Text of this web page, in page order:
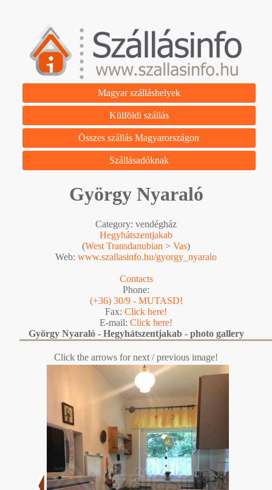
Magyar szálláshelyek
Külföldi szállás
Összes szállás Magyarországon
Szállásadóknak
György Nyaraló
Category: vendégház
Hegyhátszentjakab
(West Transdanubian > Vas)
Web: www.szallasinfo.hu/gyorgy_nyaralo
Contacts
Phone:
(+36) 30/9 - MUTASD!
Fax: Click here!
E-mail: Click here!
György Nyaraló - Hegyhátszentjakab - photo gallery
Click the arrows for next / previous image!